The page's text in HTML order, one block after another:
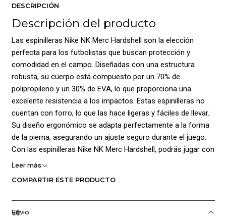
DESCRIPCIÓN
Descripción del producto
Las espinilleras Nike NK Merc Hardshell son la elección
perfecta para los futbolistas que buscan protección y
comodidad en el campo. Diseñadas con una estructura
robusta, su cuerpo está compuesto por un 70% de
polipropileno y un 30% de EVA, lo que proporciona una
excelente resistencia a los impactos. Estas espinilleras no
cuentan con forro, lo que las hace ligeras y fáciles de llevar.
Su diseño ergonómico se adapta perfectamente a la forma
de la pierna, asegurando un ajuste seguro durante el juego.
Con las espinilleras Nike NK Merc Hardshell, podrás jugar con
confianza y protegerte de lesiones.
¡Ventajas de Comprar en Pacific Sport Colombia!:
Calidad Garantizada.
Distribuidores Autorizados.
Leer más
COMPARTIR ESTE PRODUCTO
Envio